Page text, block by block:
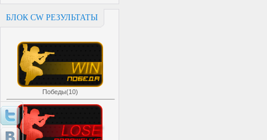
БЛОК CW РЕЗУЛЬТАТЫ
Победы(10)